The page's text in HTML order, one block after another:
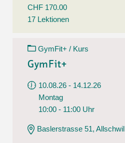
CHF 170.00
17 Lektionen
GymFit+ / Kurs
GymFit+
10.08.26 - 14.12.26
Montag
10:00 - 11:00 Uhr
Baslerstrasse 51, Allschwil